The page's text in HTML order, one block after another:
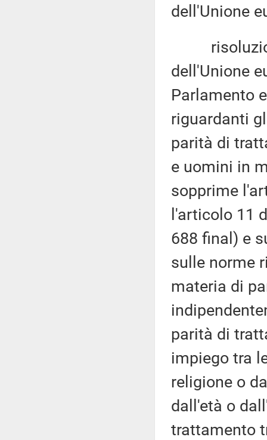
dell'Unione
dell'Unione
Parlamento
riguardanti
parità di
e uomini in
sopprime
l'articolo 11
688 final) e
sulle norme
materia di
parità di
impiego tra
religione o
dall'età o
trattamento